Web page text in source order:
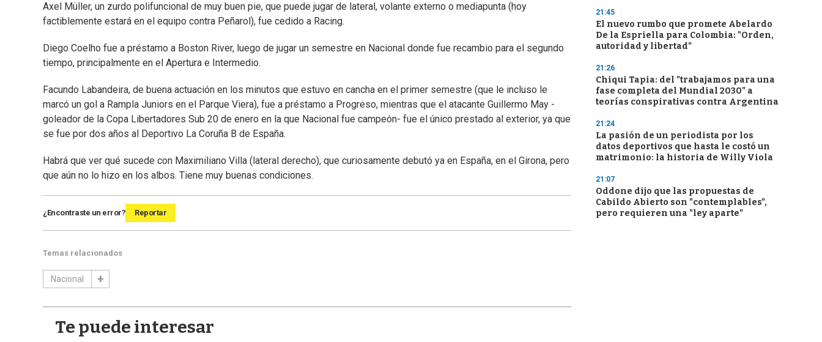
Axel Müller, un zurdo polifuncional de muy buen pie, que puede jugar de lateral, volante externo o mediapunta (hoy
factiblemente estará en el equipo contra Peñarol), fue cedido a Racing.
Diego Coelho fue a préstamo a Boston River, luego de jugar un semestre en Nacional donde fue recambio para el segundo
tiempo, principalmente en el Apertura e Intermedio.
Facundo Labandeira, de buena actuación en los minutos que estuvo en cancha en el primer semestre (que le incluso le
marcó un gol a Rampla Juniors en el Parque Viera), fue a préstamo a Progreso, mientras que el atacante Guillermo May -
goleador de la Copa Libertadores Sub 20 de enero en la que Nacional fue campeón- fue el único prestado al exterior, ya que
se fue por dos años al Deportivo La Coruña B de España.
Habrá que ver qué sucede con Maximiliano Villa (lateral derecho), que curiosamente debutó ya en España, en el Girona, pero
que aún no lo hizo en los albos. Tiene muy buenas condiciones.
¿Encontraste un error? Reportar
Temas relacionados
Nacional
Te puede interesar
21:45
El nuevo rumbo que promete Abelardo
De la Espriella para Colombia: "Orden,
autoridad y libertad"
21:26
Chiqui Tapia: del "trabajamos para una
fase completa del Mundial 2030" a
teorías conspirativas contra Argentina
21:24
La pasión de un periodista por los
datos deportivos que hasta le costó un
matrimonio: la historia de Willy Viola
21:07
Oddone dijo que las propuestas de
Cabildo Abierto son "contemplables",
pero requieren una "ley aparte"